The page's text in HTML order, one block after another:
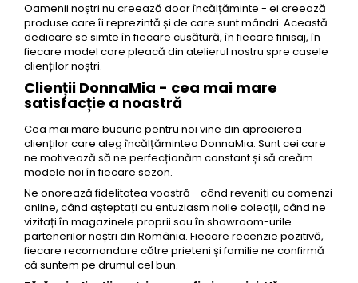
Oamenii noștri nu creează doar încălțăminte - ei creează
produse care îi reprezintă și de care sunt mândri. Această
dedicare se simte în fiecare cusătură, în fiecare finisaj, în
fiecare model care pleacă din atelierul nostru spre casele
clienților noștri.
Clienții DonnaMia - cea mai mare
satisfacție a noastră
Cea mai mare bucurie pentru noi vine din aprecierea
clienților care aleg încălțămintea DonnaMia. Sunt cei care
ne motivează să ne perfecționăm constant și să creăm
modele noi în fiecare sezon.
Ne onorează fidelitatea voastră - când reveniți cu comenzi
online, când așteptați cu entuziasm noile colecții, când ne
vizitați în magazinele proprii sau în showroom-urile
partenerilor noștri din România. Fiecare recenzie pozitivă,
fiecare recomandare către prieteni și familie ne confirmă
că suntem pe drumul cel bun.